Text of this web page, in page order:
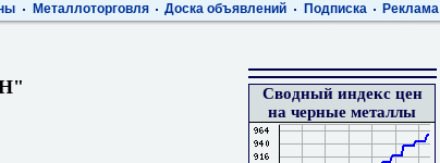
Металлоторговля Доска объявлений Подписка Реклама
Сводный индекс цен
на черные металлы